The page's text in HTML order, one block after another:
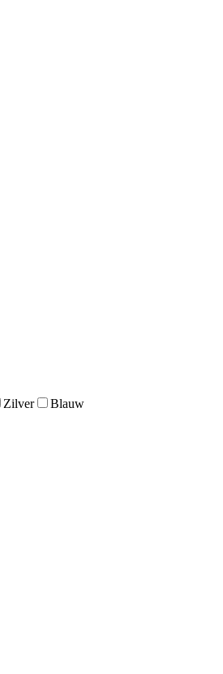
Zilver Blauw